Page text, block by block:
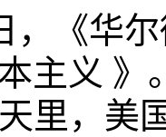
，《华
主义
里，美